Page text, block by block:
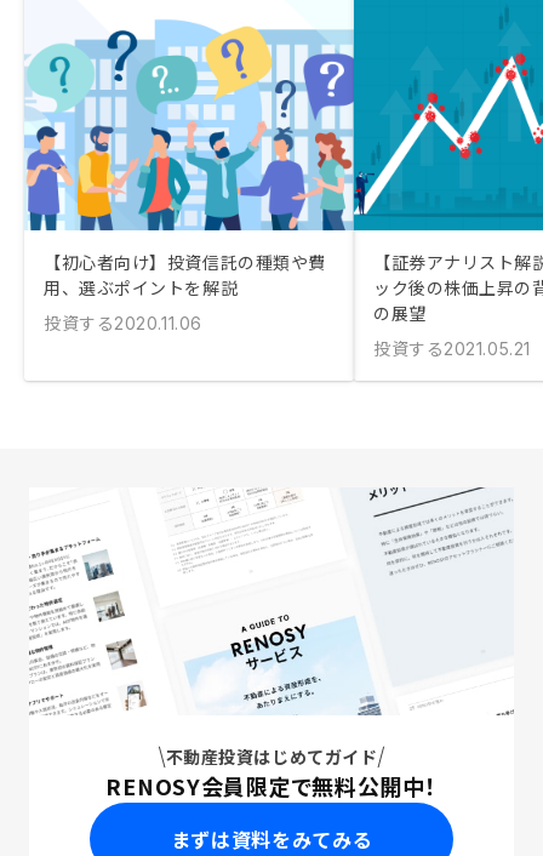
【初心者向け】投資信託の種類や費
用、選ぶポイントを解説
投資する2020.11.06
【証券アナリスト
ック後の株価上昇の
の展望
投資する2021.05.21
不動産投資はじめてガイド
RENOSY会員限定で無料公開中！
まずは資料をみてみる